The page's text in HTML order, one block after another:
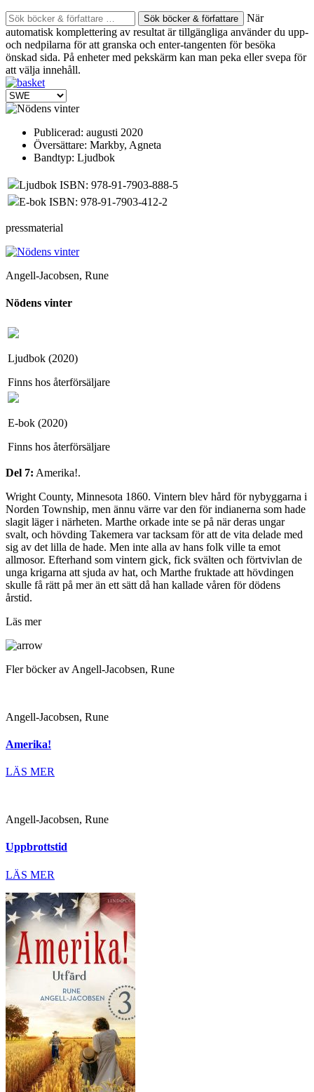
Sök
böcker
&
författare
efter:
När
automatisk komplettering av resultat är tillgängliga använder du upp-
och nedpilarna för att granska och enter-tangenten för besöka
önskad sida. På enheter med pekskärm kan man peka eller svepa för
att välja innehåll.
Publicerad: augusti 2020
Översättare: Markby, Agneta
Bandtyp: Ljudbok
Ljudbok ISBN: 978-91-7903-888-5
E-bok ISBN: 978-91-7903-412-2
pressmaterial
Angell-Jacobsen, Rune
Nödens vinter
Ljudbok (2020)
Finns hos återförsäljare
E-bok (2020)
Finns hos återförsäljare
Del 7: Amerika!.
Wright County, Minnesota 1860. Vintern blev hård för nybyggarna i
Norden Township, men ännu värre var den för indianerna som hade
slagit läger i närheten. Marthe orkade inte se på när deras ungar
svalt, och hövding Takemera var tacksam för att de vita delade med
sig av det lilla de hade. Men inte alla av hans folk ville ta emot
allmosor. Efterhand som vintern gick, fick svälten och förtvivlan de
unga krigarna att sjuda av hat, och Marthe fruktade att hövdingen
skulle få rätt på mer än ett sätt då han kallade våren för dödens
årstid.
Läs mer
Fler böcker av Angell-Jacobsen, Rune
Angell-Jacobsen, Rune
Amerika!
LÄS MER
Angell-Jacobsen, Rune
Uppbrottstid
LÄS MER